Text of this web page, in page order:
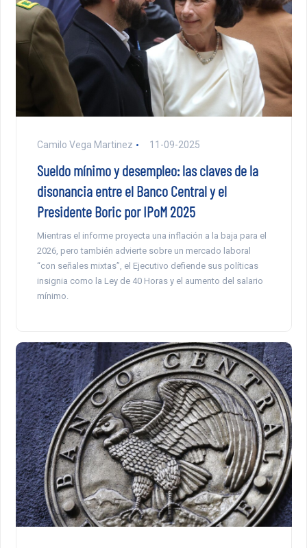
Camilo Vega Martinez 11-09-2025
Sueldo mínimo y desempleo: las claves de la
disonancia entre el Banco Central y el
Presidente Boric por IPoM 2025
Mientras el informe proyecta una inflación a la baja para el
2026, pero también advierte sobre un mercado laboral
“con señales mixtas”, el Ejecutivo defiende sus políticas
insignia como la Ley de 40 Horas y el aumento del salario
mínimo.